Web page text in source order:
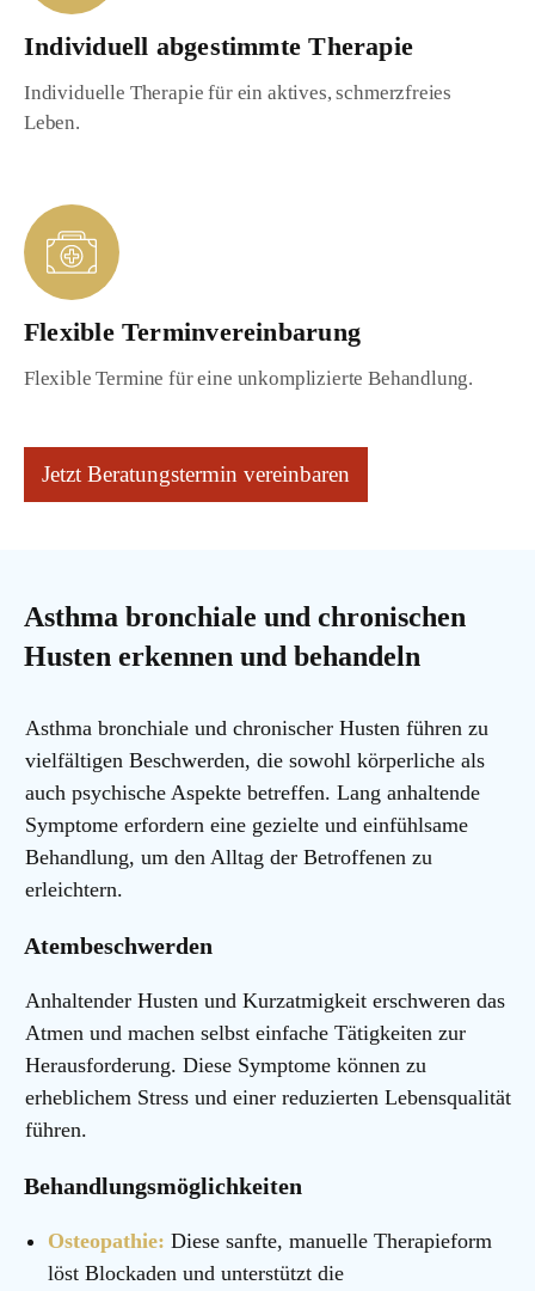
Individuell abgestimmte Therapie
Individuelle Therapie für ein aktives, schmerzfreies
Leben.
Flexible Terminvereinbarung
Flexible Termine für eine unkomplizierte Behandlung.
Jetzt Beratungstermin vereinbaren
Asthma bronchiale und chronischen
Husten erkennen und behandeln
Asthma bronchiale und chronischer Husten führen zu
vielfältigen Beschwerden, die sowohl körperliche als
auch psychische Aspekte betreffen. Lang anhaltende
Symptome erfordern eine gezielte und einfühlsame
Behandlung, um den Alltag der Betroffenen zu
erleichtern.
Atembeschwerden
Anhaltender Husten und Kurzatmigkeit erschweren das
Atmen und machen selbst einfache Tätigkeiten zur
Herausforderung. Diese Symptome können zu
erheblichem Stress und einer reduzierten Lebensqualität
führen.
Behandlungsmöglichkeiten
Osteopathie: Diese sanfte, manuelle Therapieform
löst Blockaden und unterstützt die